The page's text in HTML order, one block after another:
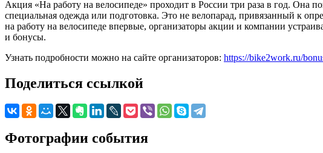
Акция «На работу на велосипеде» проходит в России три раза в год. Она
специальная одежда или подготовка. Это не велопарад, привязанный к
на работу на велосипеде впервые, организаторы акции и компании
и бонусы.
Узнать подробности можно на сайте организаторов: https://bike2work.ru/
Поделиться ссылкой
Фотографии события